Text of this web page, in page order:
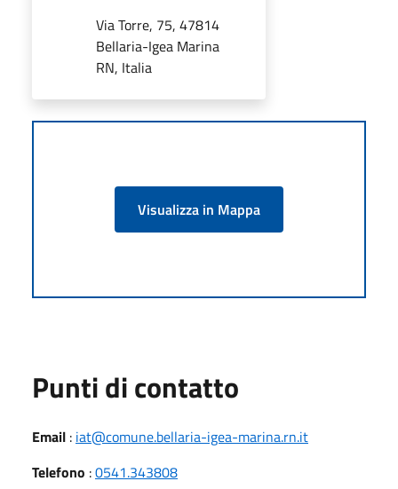
Via Torre, 75, 47814
Bellaria-Igea Marina
RN, Italia
Visualizza in Mappa
Punti di contatto
Email : iat@comune.bellaria-igea-marina.rn.it
Telefono :0541.343808